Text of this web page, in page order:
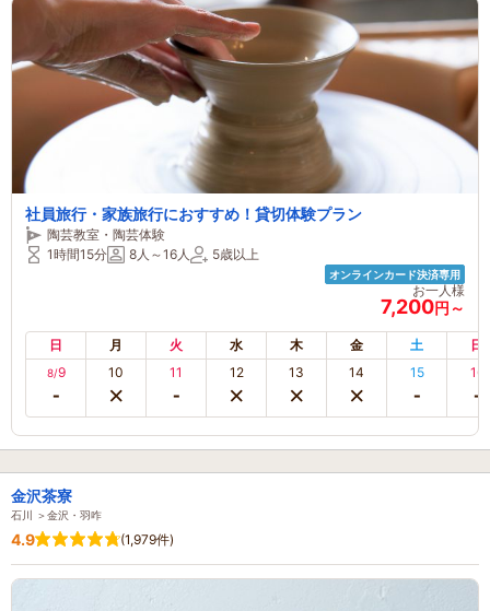
社員旅行・家族旅行におすすめ！貸切体験プラン
陶芸教室・陶芸体験
1時間15分
8人～16人 5歳以上
オンラインカード決済専用
お一人様
7,200円～
日 月 火 水 木 金 土 日
8/9 10 11 12 13 14 15 16
金沢茶寮
石川 ＞金沢・羽咋
4.9 (1,979件)